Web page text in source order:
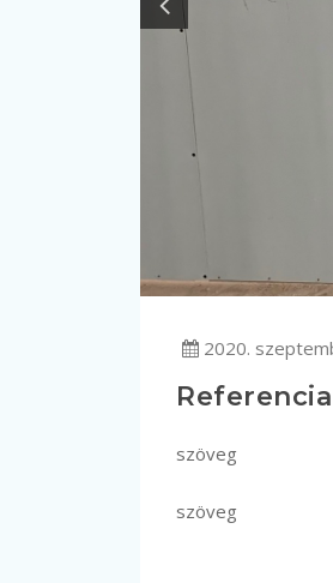
2020.
szöveg
szöveg